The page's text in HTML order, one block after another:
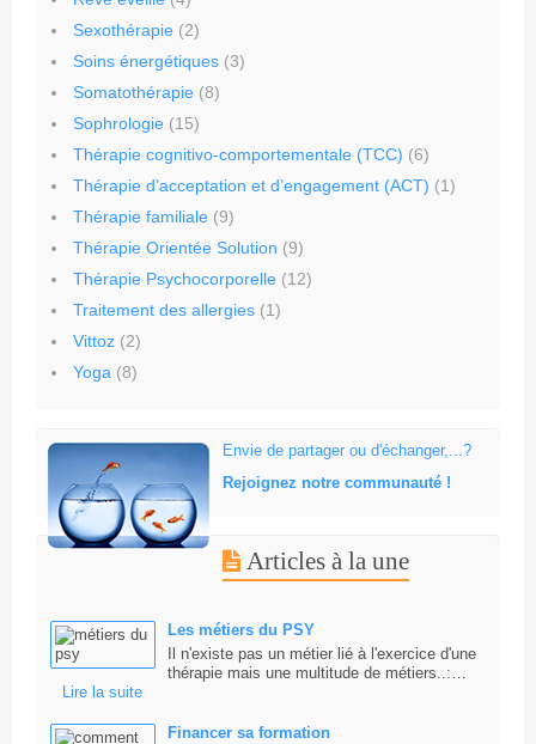
Sexothérapie (2)
Soins énergétiques (3)
Somatothérapie (8)
Sophrologie (15)
Thérapie cognitivo-comportementale (TCC) (6)
Thérapie d’acceptation et d’engagement (ACT) (1)
Thérapie familiale (9)
Thérapie Orientée Solution (9)
Thérapie Psychocorporelle (12)
Traitement des allergies (1)
Vittoz (2)
Yoga (8)
Envie de partager ou d'échanger,...?
Rejoignez notre communauté !
Articles à la une
Les métiers du PSY
Il n'existe pas un métier lié à l'exercice d'une
thérapie mais une multitude de métiers..:…
Lire la suite
Financer sa formation